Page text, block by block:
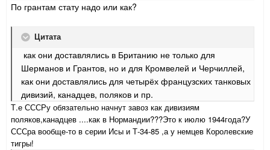
По грантам стату надо или как?
Цитата
как они доставлялись в Британию не только для
Шерманов и Грантов, но и для Кромвелей и Черчиллей,
как они доставлялись для четырёх французских танковых
дивизий, канадцев, поляков и пр.
Т.е СССРу обязательно начнут завоз как дивизиям
поляков,канадцев ....как в Нормандии???Это к июлю 1944года?У
СССра вообще-то в серии Исы и Т-34-85 ,а у немцев Королевские
тигры!